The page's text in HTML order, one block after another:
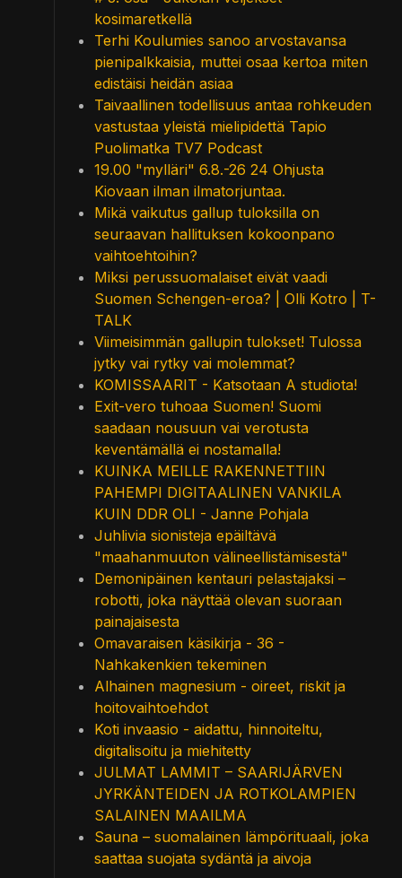
kosimaretkellä
Terhi Koulumies sanoo arvostavansa
pienipalkkaisia, muttei osaa kertoa miten
edistäisi heidän asiaa
Taivaallinen todellisuus antaa rohkeuden
vastustaa yleistä mielipidettä Tapio
Puolimatka TV7 Podcast
19.00 "mylläri" 6.8.-26 24 Ohjusta
Kiovaan ilman ilmatorjuntaa.
Mikä vaikutus gallup tuloksilla on
seuraavan hallituksen kokoonpano
vaihtoehtoihin?
Miksi perussuomalaiset eivät vaadi
Suomen Schengen-eroa? | Olli Kotro | T-
TALK
Viimeisimmän gallupin tulokset! Tulossa
jytky vai rytky vai molemmat?
KOMISSAARIT - Katsotaan A studiota!
Exit-vero tuhoaa Suomen! Suomi
saadaan nousuun vai verotusta
keventämällä ei nostamalla!
KUINKA MEILLE RAKENNETTIIN
PAHEMPI DIGITAALINEN VANKILA
KUIN DDR OLI - Janne Pohjala
Juhlivia sionisteja epäiltävä
"maahanmuuton välineellistämisestä"
Demonipäinen kentauri pelastajaksi –
robotti, joka näyttää olevan suoraan
painajaisesta
Omavaraisen käsikirja - 36 -
Nahkakenkien tekeminen
Alhainen magnesium - oireet, riskit ja
hoitovaihtoehdot
Koti invaasio - aidattu, hinnoiteltu,
digitalisoitu ja miehitetty
JULMAT LAMMIT – SAARIJÄRVEN
JYRKÄNTEIDEN JA ROTKOLAMPIEN
SALAINEN MAAILMA
Sauna – suomalainen lämpörituaali, joka
saattaa suojata sydäntä ja aivoja